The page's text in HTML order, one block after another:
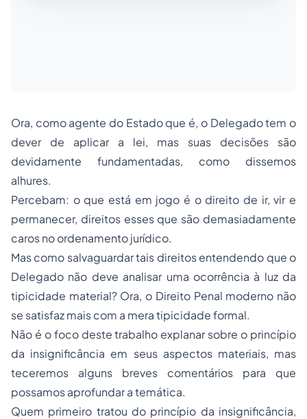
Ora, como agente do Estado que é, o Delegado tem o
dever de aplicar a lei, mas suas decisões são
devidamente fundamentadas, como dissemos
alhures.
Percebam: o que está em jogo é o direito de ir, vir e
permanecer, direitos esses que são demasiadamente
caros no ordenamento jurídico.
Mas como salvaguardar tais direitos entendendo que o
Delegado não deve analisar uma ocorrência à luz da
tipicidade material? Ora, o Direito Penal moderno não
se satisfaz mais com a mera tipicidade formal.
Não é o foco deste trabalho explanar sobre o princípio
da insignificância em seus aspectos materiais, mas
teceremos alguns breves comentários para que
possamos aprofundar a temática.
Quem primeiro tratou do princípio da insignificância,